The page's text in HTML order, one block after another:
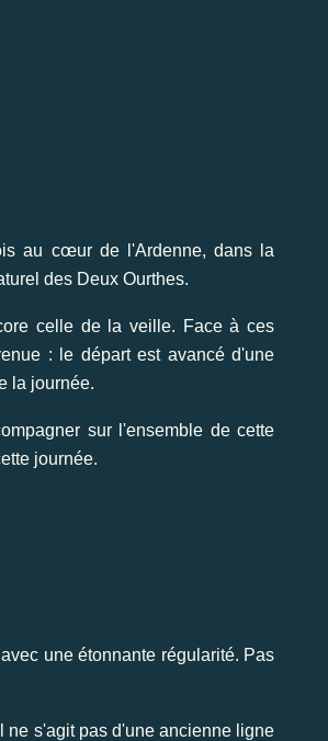
au cœur de l'Ardenne, dans la
des Deux Ourthes.
celle de la veille. Face à ces
: le départ est avancé d'une
la journée.
sur l'ensemble de cette
journée.
une étonnante régularité. Pas
ne s'agit pas d'une ancienne ligne